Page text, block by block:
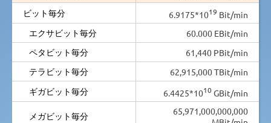
ビット毎分
6.9175*1019 Bit/min
エクサビット毎分
60.000 EBit/min
ペタビット毎分
61,440 PBit/min
テラビット毎分
62,915,000 TBit/min
ギガビット毎分
6.4425*1010 GBit/min
メガビット毎分
65,971,000,000,000